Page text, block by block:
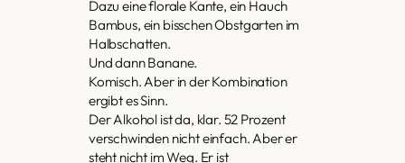
Dazu eine florale Kante, ein Hauch
Bambus, ein bisschen Obstgarten im
Halbschatten.
Und dann Banane.
Komisch. Aber in der Kombination
ergibt es Sinn.
Der Alkohol ist da, klar. 52 Prozent
verschwinden nicht einfach. Aber er
steht nicht im Weg. Er ist